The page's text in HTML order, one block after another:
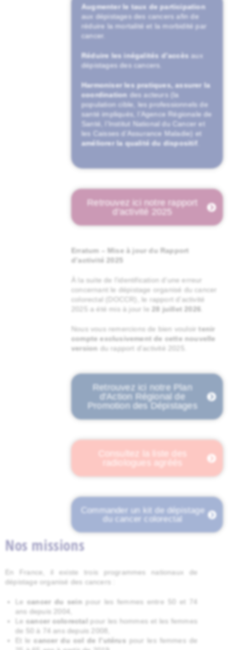
Augmenter le taux de participation
aux dépistages des cancers afin de
réduire la mortalité et la morbidité par
cancer.
Réduire les inégalités d’accès aux
dépistages des cancers.
Harmoniser les pratiques, assurer la
coordination des acteurs (la
population cible, les professionnels de
santé impliqués, l’
Agence Régionale de
Santé
Institut National du Cancer et
les
Caisses d’Assurance Maladie ) et
améliorer la qualité du dispositif
Retrouvez ici notre rapport
d'activité 2025
Erratum – Mise à jour du Rapport
d’activité 2025
À la suite de l’identification d’une erreur
concernant le dépistage organisé du cancer
colorectal (DOCCR), le rapport d’activité
2025 a été mis à jour le
28 juillet 2026
Nous vous remercions de bien vouloir tenir
compte exclusivement de cette nouvelle
version du rapport d’activité 2025.
Retrouvez ici notre Plan
d'Action Régional de
Promotion des Dépistages
radiologues agréés
Commander un kit de dépistage
du cancer colorectal
Nos missions
En France, il existe trois programmes nationaux de
dépistage organisé des cancers :
Le cancer du sein pour les femmes entre 50 et 74
ans depuis 2004,
Le cancer colorectal pour les hommes et les femmes
de 50 à 74 ans depuis 2008,
Et le cancer du col de l’utérus pour les femmes de